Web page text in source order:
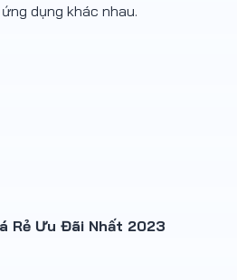
dụng khác nhau.
Rẻ Ưu Đãi Nhất 2023